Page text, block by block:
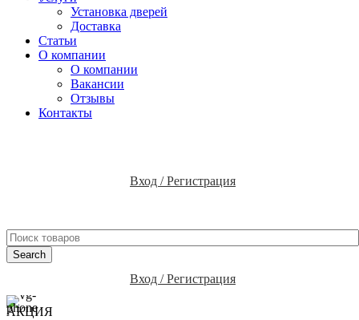
Установка дверей
Доставка
Статьи
О компании
О компании
Вакансии
Отзывы
Контакты
Вход / Регистрация
Search
Вход / Регистрация
АКЦИЯ